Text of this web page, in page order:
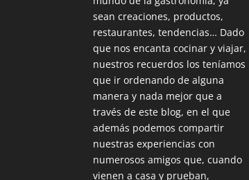
sean creaciones, productos,
restaurantes, tendencias… Dado
que nos encanta cocinar y viajar,
nuestros recuerdos los teníamos
que ir ordenando de alguna
manera y nada mejor que a
través de este blog, en el que
además podemos compartir
nuestras experiencias con
numerosos amigos que, cuando
vienen a casa y prueban,